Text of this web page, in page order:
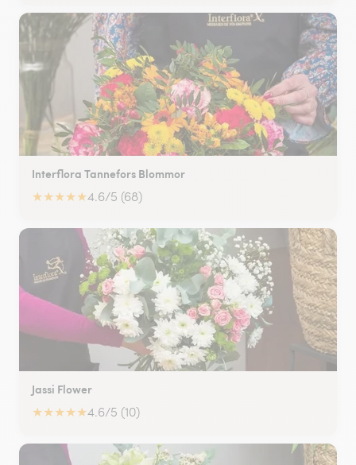
Interflora Tannefors Blommor
★★★★★4.6/5 (68)
Jassi Flower
★★★★★4.6/5 (10)